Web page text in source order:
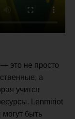
это не просто
а
учится
Lenmiriot
могут быть